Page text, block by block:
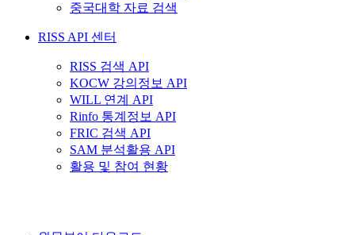
중국대학 자료 검색
RISS API 센터
RISS 검색 API
KOCW 강의정보 API
WILL 연계 API
Rinfo 통계정보 API
FRIC 검색 API
SAM 분석활용 API
활용 및 참여 현황